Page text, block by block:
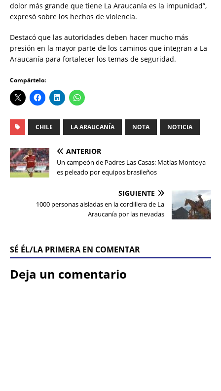
dolor más grande que tiene La Araucanía es la impunidad”,
expresó sobre los hechos de violencia.
Destacó que las autoridades deben hacer mucho más
presión en la mayor parte de los caminos que integran a La
Araucanía para fortalecer los temas de seguridad.
Compártelo:
CHILE LA ARAUCANÍA NOTA NOTICIA
ANTERIOR
Un campeón de Padres Las Casas: Matías Montoya
es peleado por equipos brasileños
SIGUIENTE
1000 personas aisladas en la cordillera de La
Araucanía por las nevadas
SÉ ÉL/LA PRIMERA EN COMENTAR
Deja un comentario